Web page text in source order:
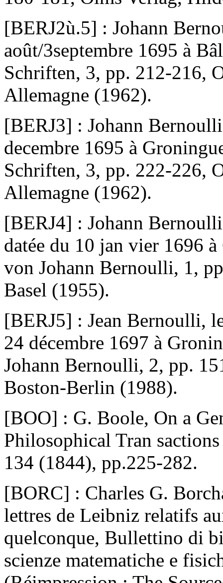
[BERJ2ù.5] : Johann
août/3septembre 1695 à
Schriften, 3, pp. 212-216,
Allemagne (1962).
[BERJ3] : Johann
decembre 1695 à
Schriften, 3, pp. 222-226,
Allemagne (1962).
[BERJ4] : Johann
datée du 10 jan vier 1696
von Johann Bernoulli, 1,
Basel (1955).
[BERJ5] : Jean Bernoulli,
24 décembre 1697 à
Johann Bernoulli, 2, pp.
Boston-Berlin (1988).
[BOO] : G. Boole, On a
Philosophical Tran
134 (1844), pp.225-282.
[BORC] : Charles G.
lettres de Leibniz relatifs
quelconque, Bullettino di
scienze matematiche e